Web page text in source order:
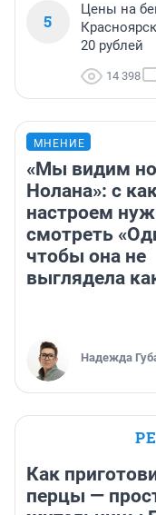
5
Цены на
20 рублей
14 398
МНЕНИЕ
«Мы видим
Нолана»: с
настроем
смотреть
чтобы она не
выглядела
Надежда
Как
перцы —